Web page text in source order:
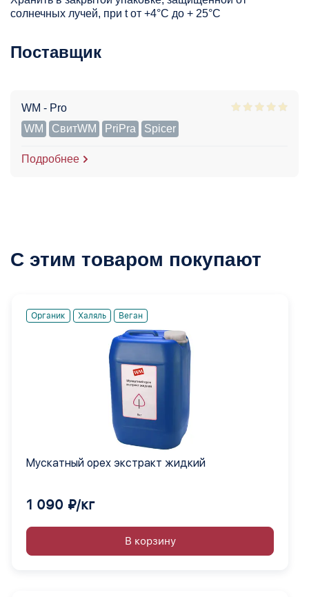
солнечных лучей, при t от +4°C до + 25°С
Поставщик
WM - Pro
WM
СвитWM PriPra Spicer
Подробнее
С этим товаром покупают
Органик Халяль Веган
Мускатный орех экстракт жидкий
1 090 ₽/кг
В корзину